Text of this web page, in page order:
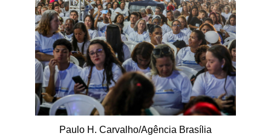
Paulo H. Carvalho/Agência Brasília